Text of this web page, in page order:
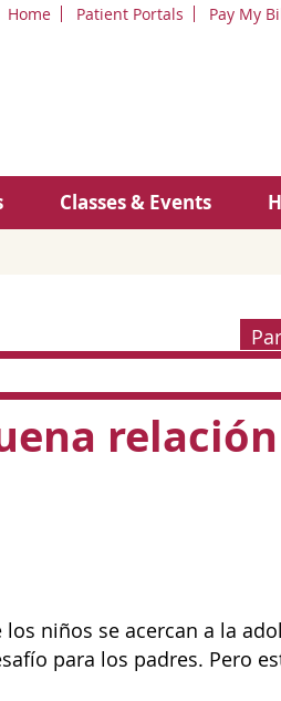
Home Patient Portals Pay My
Classes & Events
niños se acercan a la
para los padres. Pero